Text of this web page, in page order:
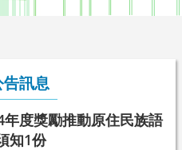
告訊息
度獎勵推動原住民族語
知1份